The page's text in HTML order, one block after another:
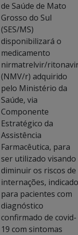
de Saúde de Mato
Grosso do Sul
(SES/MS)
disponibilizará o
medicamento
nirmatrelvir/
(NMV/r) adquirido
pelo Ministério da
Saúde, via
Componente
Estratégico da
Assistência
Farmacêutica, para
ser utilizado visando
diminuir os riscos de
internações, indicado
para pacientes com
diagnóstico
confirmado de covid-
19 com sintomas